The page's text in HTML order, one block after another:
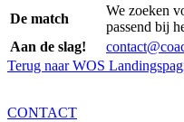
De match
We zoeken
passend bij
Aan de slag!
Terug naar WOS
CONTACT